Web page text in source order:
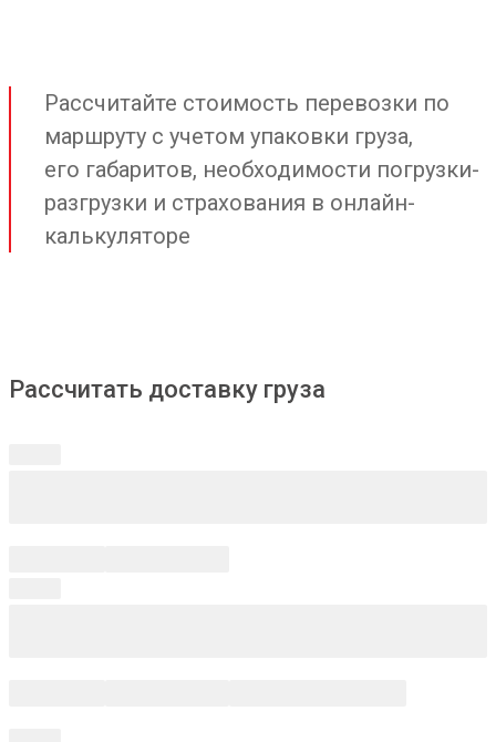
Рассчитайте стоимость перевозки по
маршруту с учетом упаковки груза,
его габаритов, необходимости погрузки-
разгрузки и страхования в онлайн-
калькуляторе
Рассчитать доставку груза